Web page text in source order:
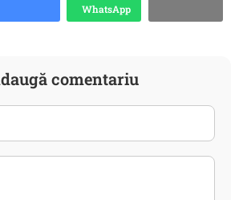
WhatsApp
comentariu